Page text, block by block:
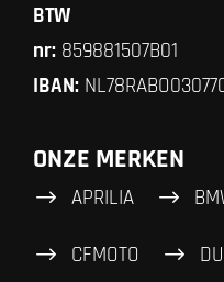
BTW
nr: 859881507B01
IBAN:
ONZE MERKEN
APRILIA
CFMOTO